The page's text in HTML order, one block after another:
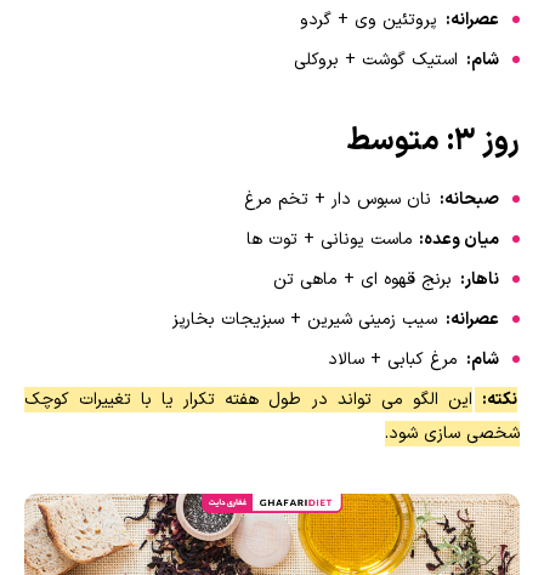
عصرانه: پروتئین وی + گردو
شام: استیک گوشت + بروکلی
روز ۳: متوسط
صبحانه: نان سبوس دار + تخم مرغ
میان وعده: ماست یونانی + توت ها
ناهار: برنج قهوه ای + ماهی تن
عصرانه: سیب زمینی شیرین + سبزیجات بخارپز
شام: مرغ کبابی + سالاد
نکته: این الگو می تواند در طول هفته تکرار یا با تغییرات کوچک
شخصی سازی شود.